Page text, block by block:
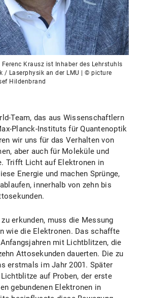
Krausz ist Inhaber des Lehrstuhls
/ Laserphysik an der LMU | © picture
Hildenbrand
Team, das aus Wissenschaftlern
Planck-Instituts für Quantenoptik
wir uns für das Verhalten von
aber auch für Moleküle und
Trifft Licht auf Elektronen in
Energie und machen Sprünge,
innerhalb von zehn bis
erkunden, muss die Messung
wie die Elektronen. Das schaffte
mit Lichtblitzen, die
Attosekunden dauerten. Die zu
erstmals im Jahr 2001. Später
auf Proben, der erste
gebundenen Elektronen in